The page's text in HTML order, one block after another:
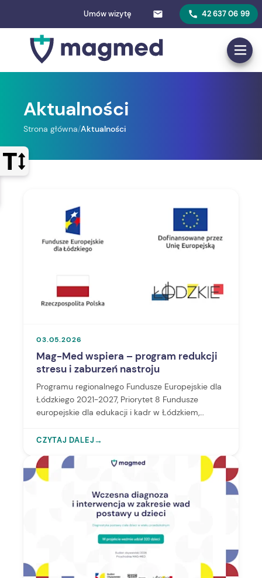
Umów wizytę 42 637 06 99
Aktualności
Strona główna/Aktualności
03.05.2026
Mag-Med wspiera – program redukcji
stresu i zaburzeń nastroju
Programu regionalnego Fundusze Europejskie dla
Łódzkiego 2021-2027, Priorytet 8 Fundusze
europejskie dla edukacji i kadr w Łódzkiem,
pracownik.
CZYTAJ DALEJ→
Otwórz panel sterowania wyglądem strony